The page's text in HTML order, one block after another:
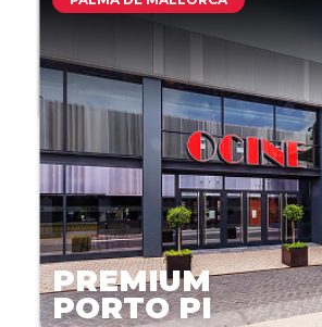
PREMIUM
PORTO PI